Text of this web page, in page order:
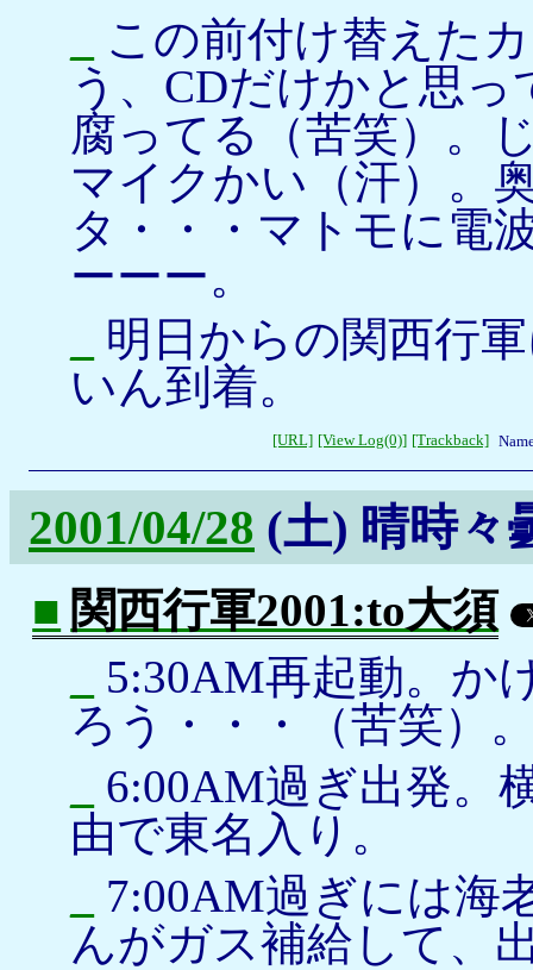
この前付け替えた
う、CDだけかと思
腐ってる（苦笑）。
マイクかい（汗）。
タ・・・マトモに電
ーーー。
明日からの関西行
いん到着。
[URL] [View Log(0)] [Trackback]
2001/04/28 (土) 晴時々
■ 関西行軍2001:to大須
5:30AM再起動。か
ろう・・・（苦笑）
6:00AM過ぎ出発。
由で東名入り。
7:00AM過ぎには海
んがガス補給して、